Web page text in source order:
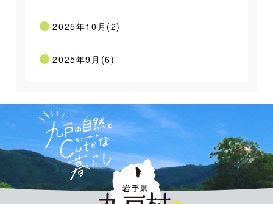
2025年10月(2)
2025年9月(6)